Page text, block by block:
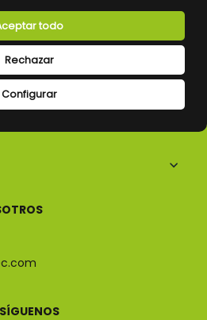
Configurar
Rechazar
todo
SÍGUENOS